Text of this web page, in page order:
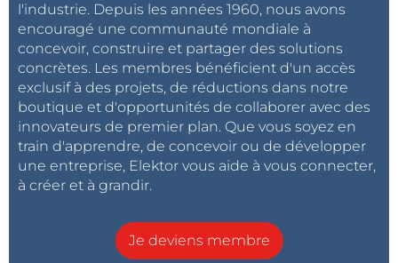
l'industrie. Depuis les années 1960, nous avons
encouragé une communauté mondiale à
concevoir, construire et partager des solutions
concrètes. Les membres bénéficient d'un accès
exclusif à des projets, de réductions dans notre
boutique et d'opportunités de collaborer avec des
innovateurs de premier plan. Que vous soyez en
train d'apprendre, de concevoir ou de développer
une entreprise, Elektor vous aide à vous connecter,
à créer et à grandir.
Je deviens membre